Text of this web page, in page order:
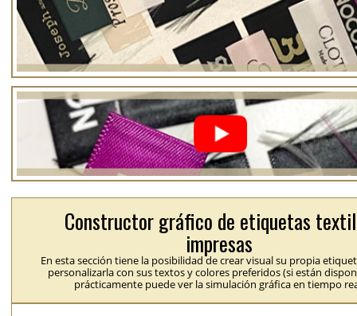
Constructor gráfico de etiquetas
impresas
En esta sección tiene la posibilidad de crear visual su propia
personalizarla con sus textos y colores preferidos (si están
prácticamente puede ver la simulación gráfica en tiempo